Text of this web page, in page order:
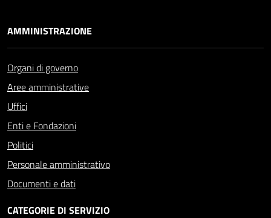
AMMINISTRAZIONE
Organi di governo
Aree amministrative
Uffici
Enti e Fondazioni
Politici
Personale amministrativo
Documenti e dati
CATEGORIE DI SERVIZIO